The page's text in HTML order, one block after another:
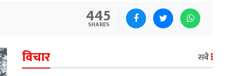
445
SHARES
विचार सबै